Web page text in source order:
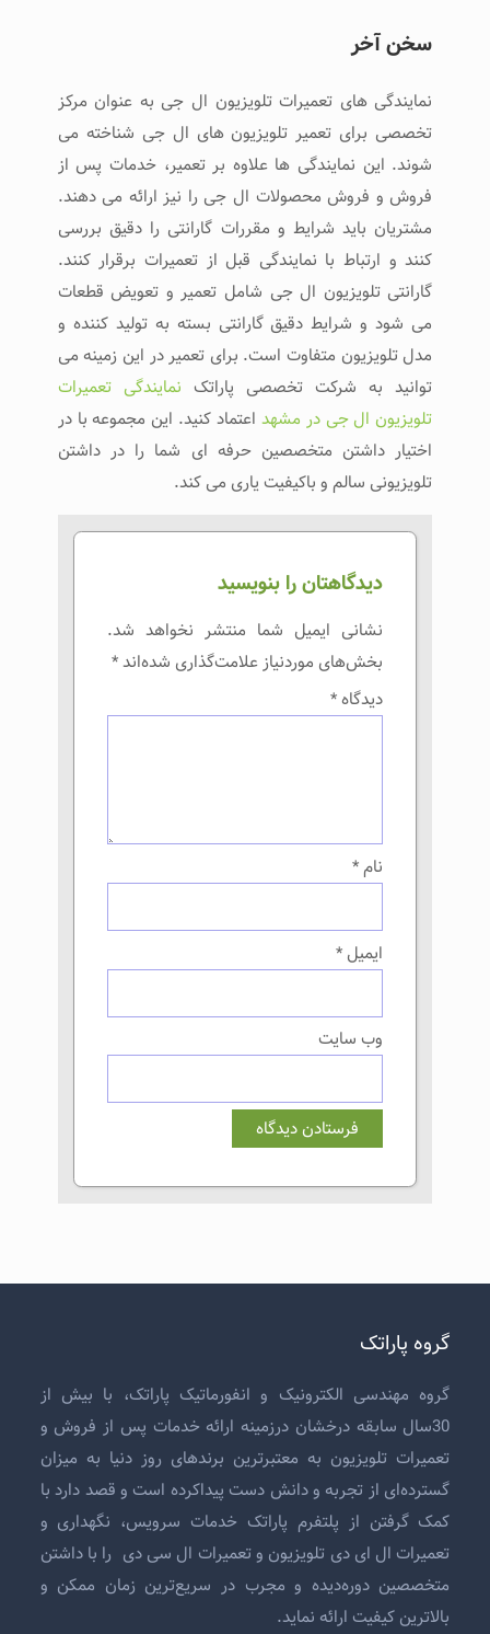
سخن آخر
نمایندگی های تعمیرات تلویزیون ال جی به عنوان مرکز
تخصصی برای تعمیر تلویزیون‌ های ال جی شناخته می
شوند. این نمایندگی ‌ها علاوه بر تعمیر، خدمات پس از
فروش و فروش محصولات ال جی را نیز ارائه می دهند.
مشتریان باید شرایط و مقررات گارانتی را دقیق بررسی
کنند و ارتباط با نمایندگی قبل از تعمیرات برقرار کنند.
گارانتی تلویزیون ال جی شامل تعمیر و تعویض قطعات
می شود و شرایط دقیق گارانتی بسته به تولید کننده و
مدل تلویزیون متفاوت است. برای تعمیر در این زمینه می
توانید به شرکت تخصصی پاراتک نمایندگی تعمیرات
تلویزیون ال جی در مشهد اعتماد کنید. این مجموعه با در
اختیار داشتن متخصصین حرفه ای شما را در داشتن
تلویزیونی سالم و باکیفیت یاری می کند.
دیدگاهتان را بنویسید
نشانی ایمیل شما منتشر نخواهد شد.
بخش‌های موردنیاز علامت‌گذاری شده‌اند*
دیدگاه*
نام*
ایمیل *
وب‌ سایت
گروه پاراتک
گروه مهندسی الکترونیک و انفورماتیک پاراتک، با بیش از
30سال سابقه درخشان درزمینه ارائه خدمات پس از فروش و
تعمیرات تلویزیون به معتبرترین برندهای روز دنیا به میزان
گسترده‌ای از تجربه و دانش دست پیداکرده است و قصد دارد با
کمک گرفتن از پلتفرم پاراتک خدمات سرویس، نگهداری و
تعمیرات ال ای دی تلویزیون وتعمیرات ال سی دی را با داشتن
متخصصین دوره‌دیده و مجرب در سریع‌ترین زمان ممکن و
بالاترین کیفیت ارائه نماید.